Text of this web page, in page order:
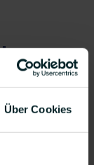
Über Cookies